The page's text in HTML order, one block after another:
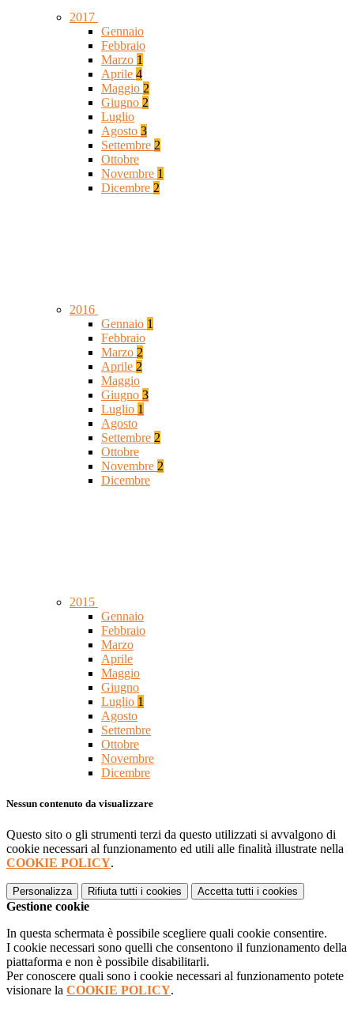
2017
Gennaio
Febbraio
Marzo 1
Aprile 4
Maggio 2
Giugno 2
Luglio
Agosto 3
Settembre 2
Ottobre
Novembre 1
Dicembre 2
2016
Gennaio 1
Febbraio
Marzo 2
Aprile 2
Maggio
Giugno 3
Luglio 1
Agosto
Settembre 2
Ottobre
Novembre 2
Dicembre
2015
Gennaio
Febbraio
Marzo
Aprile
Maggio
Giugno
Luglio 1
Agosto
Settembre
Ottobre
Novembre
Dicembre
Nessun contenuto da visualizzare
Questo sito o gli strumenti terzi da questo utilizzati si avvalgono di
cookie necessari al funzionamento ed utili alle finalità illustrate nella
COOKIE POLICY.
Personalizza Rifiuta tutti i cookies Accetta tutti i cookies
Gestione cookie
In questa schermata è possibile scegliere quali cookie consentire.
I cookie necessari sono quelli che consentono il funzionamento della
piattaforma e non è possibile disabilitarli.
Per conoscere quali sono i cookie necessari al funzionamento potete
visionare la COOKIE POLICY.